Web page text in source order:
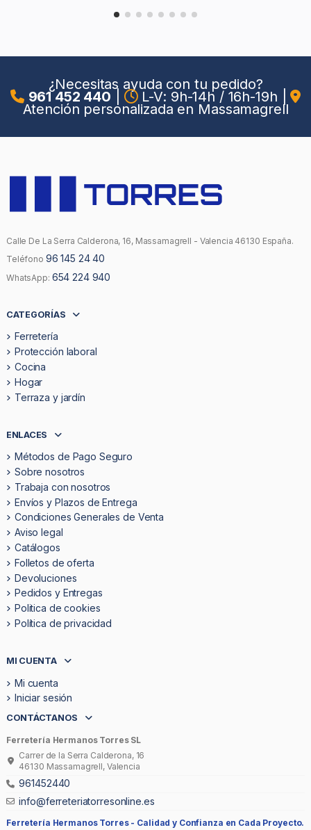
¿Necesitas ayuda con tu pedido?
961 452 440 L-V: 9h-14h / 16h-19h
Atención personalizada en Massamagrell
Calle De La Serra Calderona, 16, Massamagrell - Valencia 46130 España.
Teléfono 96 145 24 40
WhatsApp: 654 224 940
CATEGORÍAS
Ferretería
Protección laboral
Cocina
Hogar
Terraza y jardín
ENLACES
Métodos de Pago Seguro
Sobre nosotros
Trabaja con nosotros
Envíos y Plazos de Entrega
Condiciones Generales de Venta
Aviso legal
Catálogos
Folletos de oferta
Devoluciones
Pedidos y Entregas
Politica de cookies
Política de privacidad
MI CUENTA
Mi cuenta
Iniciar sesión
CONTÁCTANOS
Ferretería Hermanos Torres SL
Carrer de la Serra Calderona, 16
46130 Massamagrell, Valencia
961452440
info@ferreteriatorresonline.es
Ferretería Hermanos Torres - Calidad y Confianza en Cada Proyecto.